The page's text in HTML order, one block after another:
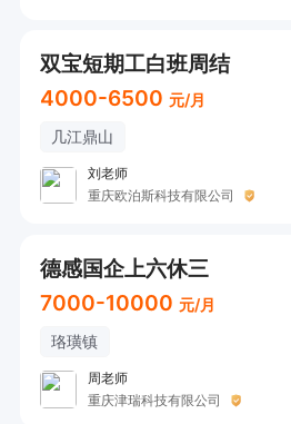
双宝短期工白班周结
4000-6500 元/月
几江鼎山
刘老师
重庆欧泊斯科技有限公司
德感国企上六休三
7000-10000 元/月
珞璜镇
周老师
重庆津瑞科技有限公司